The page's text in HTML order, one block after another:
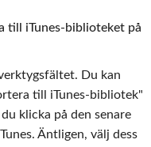
till iTunes-biblioteket på
Du kan
till iTunes-bibliotek"
klicka på den senare
Äntligen, välj dess